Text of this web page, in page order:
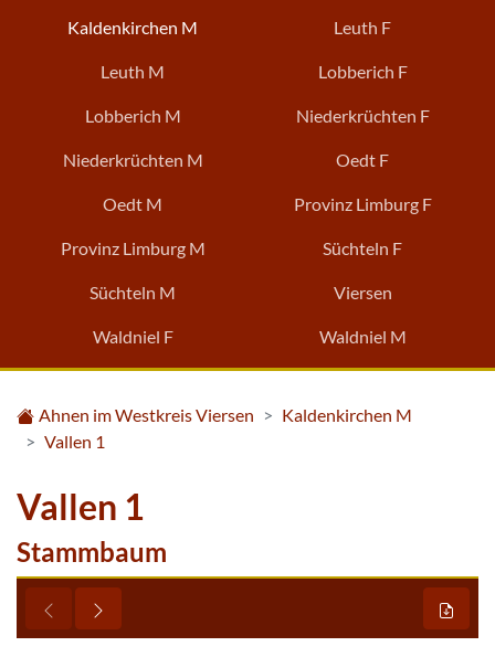
Kaldenkirchen M Leuth F
Leuth M Lobberich F
Lobberich M Niederkrüchten F
Niederkrüchten M Oedt F
Oedt M Provinz Limburg F
Provinz Limburg M Süchteln F
Süchteln M Viersen
Waldniel F Waldniel M
Ahnen im Westkreis Viersen
Kaldenkirchen M
Vallen 1
Vallen 1
Stammbaum